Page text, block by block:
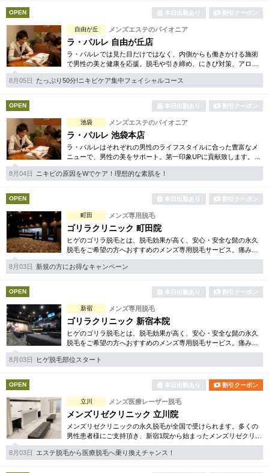
OPEN 本日出勤あり 割引クーポン
自由が丘 メンズエステのパイオニア
ラ・パルレ 自由が丘店
ラ・パルレでは見た目だけではなく、内側からも働きかける施術
で男性の美と健康を応援。脱毛や引き締め、にきび対策、アロマ
エステ、脱メタボリック等豊富なメニューをご用意。まずはお得
な体験コースをチェック！
8月05日 たっぷり50分!ニキビケア集中フェイシャルコース
OPEN 本日出勤あり 割引クーポン
池袋 メンズエステのパイオニア
ラ・パルレ 池袋本店
ラ・パルレはそれぞれの男性のライフスタイルに合った豊富なメ
ニューで、男性の美をサポート。第一印象UPに貢献致します。脱
毛や引き締め、フェイシャル等、初めての方でも安心の体験コー
スも多数ご用意。
8月04日 ニキビの原因をWでケア！理想的な素肌を！
OPEN 本日出勤あり 割引クーポン
町田 メンズ専用脱毛
ゴリラクリニック 町田院
ヒゲのゴリラ脱毛とは、脱毛効果が高く、安心・安全な髭の永久
脱毛をご希望の方へおすすめのメンズ専用脱毛サービス。痛みに
弱い方には医療用麻酔を3種ご用意、医療認可の脱毛機のみを使
用。スキンケアも万全です。
8月03日 新規の方にお得なキャンペーン
OPEN 本日出勤あり 割引クーポン
新宿 メンズ専用脱毛
ゴリラクリニック 新宿本院
ヒゲのゴリラ脱毛とは、脱毛効果が高く、安心・安全な髭の永久
脱毛をご希望の方へおすすめのメンズ専用脱毛サービス。痛みに
弱い方には医療用麻酔を3種ご用意、医療認可の脱毛機のみを使
用。スキンケアも万全です。
8月03日 ヒゲ脱毛部位スタート
OPEN 本日出勤あり 割引クーポン
立川 メンズ医療レーザー脱毛
メンズリゼクリニック 立川院
メンズリゼクリニックの永久脱毛が全国で受けられます。多くの
男性患者様にご支持頂き、新宿1院から始まったメンズリゼクリニ
ックが、現在では提携院含め全国10院を展開するクリニックにな
りました。
8月03日 エステ脱毛から医療脱毛へ乗り換えチャンス！